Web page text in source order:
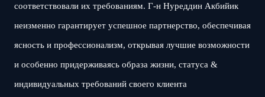
соответствовали их требованиям. Г-н Нуреддин Акбийик
неизменно гарантирует успешное партнерство, обеспечивая
ясность и профессионализм, открывая лучшие возможности
и особенно придерживаясь образа жизни, статуса &
индивидуальных требований своего клиента